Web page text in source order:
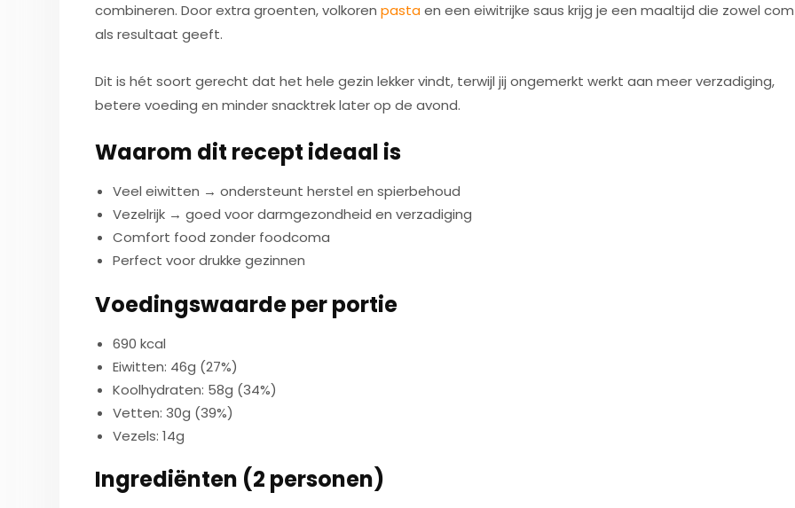
combineren. Door extra groenten, volkoren pastaen een eiwitrijke saus krijg je een maaltijd die zowel
als resultaat geeft.
Dit is hét soort gerecht dat het hele gezin lekker vindt, terwijl jij ongemerkt werkt aan meer verzadiging,
betere voeding en minder snacktrek later op de avond.
Waarom dit recept ideaal is
Veel eiwitten → ondersteunt herstel en spierbehoud
Vezelrijk → goed voor darmgezondheid en verzadiging
Comfort food zonder foodcoma
Perfect voor drukke gezinnen
Voedingswaarde per portie
690 kcal
Eiwitten: 46g (27%)
Koolhydraten: 58g (34%)
Vetten: 30g (39%)
Vezels: 14g
Ingrediënten (2 personen)